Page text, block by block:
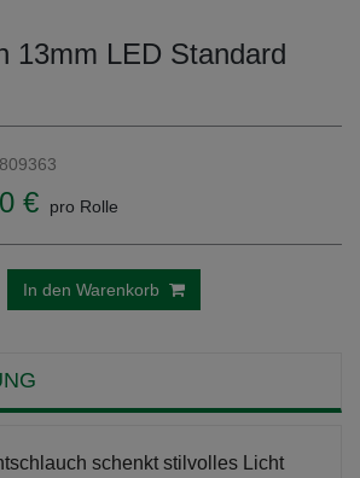
13mm LED Standard
809363
€ pro Rolle
In den Warenkorb
schenkt stilvolles Licht